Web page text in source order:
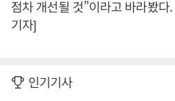
점차 개선될 것”이라고 바라봤
기자]
인기기사